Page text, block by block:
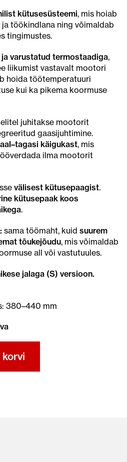
kütusesüsteemi, mis hoiab
töökindlana ning võimaldab
tingimustes.
varustatud termostaadiga,
liikumist vastavalt mootori
hoida töötemperatuuri
kui ka pikema koormuse
juhitakse mootorit
gaasijuhtimine.
käigukast, mis
ilma mootorit
välisest kütusepaagist.
kütusepaak koos
.
sama töömaht, kuid suurem
tõukejõudu, mis võimaldab
all või vastutuules.
jalaga (S) versioon.
380–440 mm
korvi